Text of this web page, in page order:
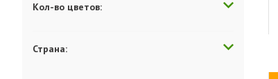
Кол-во цветов:
Страна: